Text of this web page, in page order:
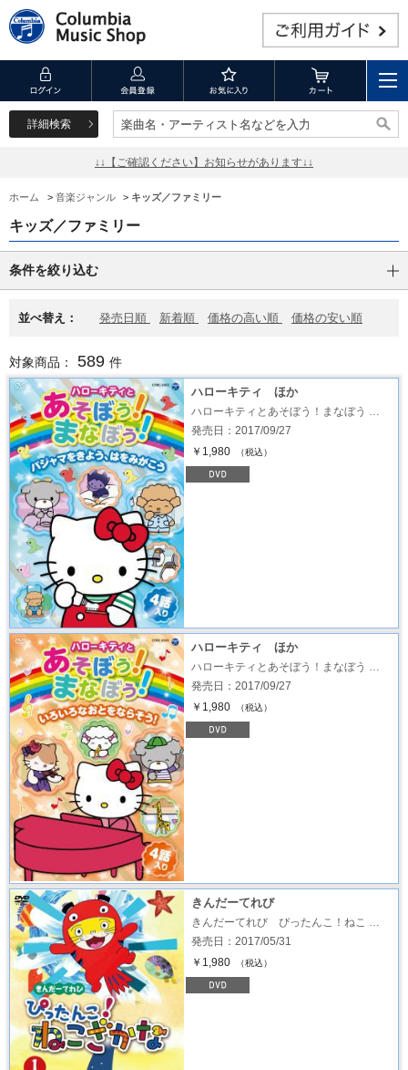
詳細検索 楽曲名・アーティスト名などを入力
楽曲名・アーティスト名などを入力
↓↓【ご確認ください】お知らせがあります↓↓
ホーム > 音楽ジャンル > キッズ／ファミリー
キッズ／ファミリー
条件を絞り込む
並べ替え： 発売日順 新着順 価格の高い順 価格の安い順
対象商品： 589 件
ハローキティ ほか
ハローキティとあそぼう！まなぼう …
発売日：2017/09/27
￥1,980
（税込）
ハローキティ ほか
ハローキティとあそぼう！まなぼう …
発売日：2017/09/27
￥1,980
（税込）
きんだーてれび
きんだーてれび ぴったんこ！ねこ …
発売日：2017/05/31
￥1,980
（税込）